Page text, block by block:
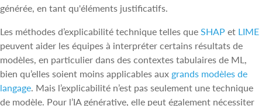
générée, en tant qu'éléments justificatifs.
Les méthodes d’explicabilité technique telles que SHAP et LIME
peuvent aider les équipes à interpréter certains résultats de
modèles, en particulier dans des contextes tabulaires de ML,
bien qu’elles soient moins applicables aux grands modèles de
langage . Mais l’explicabilité n’est pas seulement une technique
de modèle. Pour l’IA générative, elle peut également nécessiter